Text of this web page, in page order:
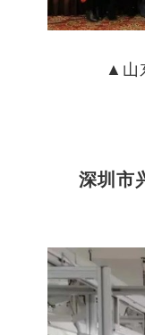
▲山
深圳市